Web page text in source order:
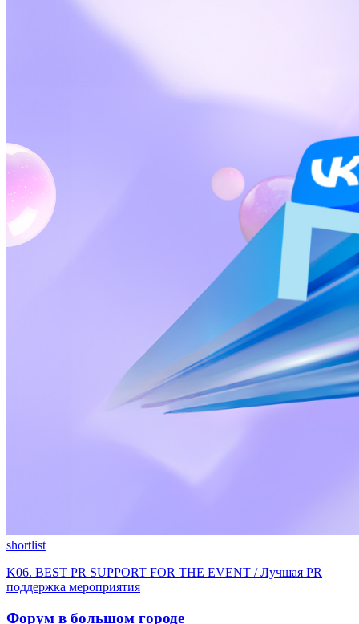
shortlist
K06. BEST PR SUPPORT FOR THE EVENT / Лучшая PR
поддержка мероприятия
Форум в большом городе